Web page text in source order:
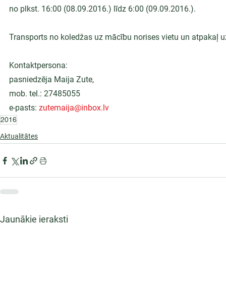
no plkst. 16:00 (08.09.2016.) līdz 6:00 (09.09.2016.).
Transports no koledžas uz mācību norises vietu un atpakaļ
Kontaktpersona:
pasniedzēja Maija Zute,
mob. tel.: 27485055
e-pasts: zutemaija@inbox.lv
2016
Aktualitātes
Jaunākie ieraksti